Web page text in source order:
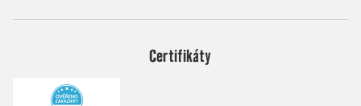
Certifikáty